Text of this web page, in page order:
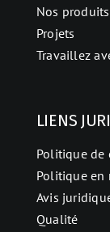
Nos produits
Projets
Travaillez
LIENS
Politique
Politique en
Avis
Qualité